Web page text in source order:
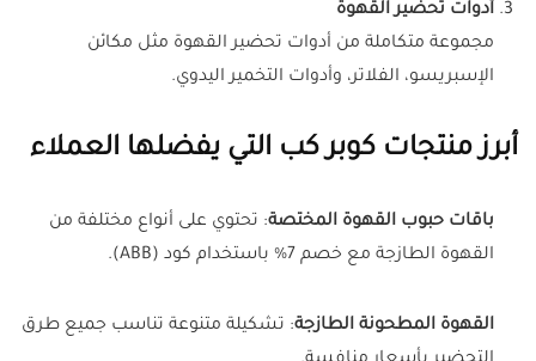
أدوات تحضير القهوة
مجموعة متكاملة من أدوات تحضير القهوة مثل مكائن
الإسبريسو، الفلاتر، وأدوات التخمير اليدوي.
أبرز منتجات كوبر كب التي يفضلها العملاء
باقات حبوب القهوة المختصة: تحتوي على أنواع مختلفة من
القهوة الطازجة مع خصم 7% باستخدام كود (ABB).
القهوة المطحونة الطازجة: تشكيلة متنوعة تناسب جميع طرق